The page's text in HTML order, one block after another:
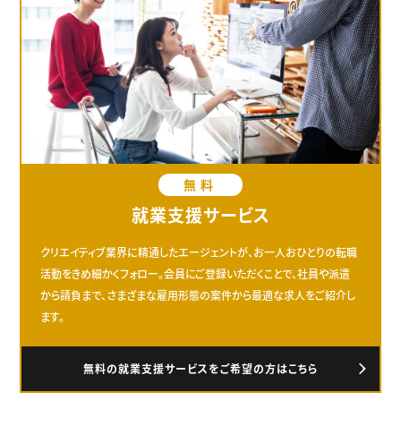
無料
就業支援サービス
クリエイティブ業界に精通したエージェントが、お一人おひとりの転職
活動をきめ細かくフォロー。会員にご登録いただくことで、社員や派遣
から請負まで、さまざまな雇用形態の案件から最適な求人をご紹介し
ます。
無料の就業支援サービスをご希望の方はこちら